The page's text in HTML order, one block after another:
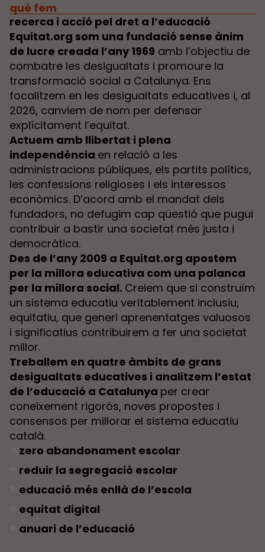
què fem
recerca i acció pel dret a l’educació
Equitat.org som una fundació sense ànim
de lucre creada l’any 1969 amb l’objectiu de
combatre les desigualtats i promoure la
transformació social a Catalunya. Ens
focalitzem en les desigualtats educatives i, al
2026, canviem de nom per defensar
explícitament l’equitat.
Actuem amb llibertat i plena
independència en relació a les
administracions públiques, els partits polítics,
les confessions religioses i els interessos
econòmics. D’acord amb el mandat dels
fundadors, no defugim cap qüestió que pugui
contribuir a bastir una societat més justa i
democràtica.
Des de l’any 2009 a Equitat.org apostem
per la millora educativa com una palanca
per la millora social. Creiem que si construïm
un sistema educatiu veritablement inclusiu,
equitatiu, que generi aprenentatges valuosos
i significatius contribuirem a fer una societat
millor.
Treballem en quatre àmbits de grans
desigualtats educatives i analitzem l’estat
de l’educació a Catalunya per crear
coneixement rigorós, noves propostes i
consensos per millorar el sistema educatiu
català.
zero abandonament escolar
reduir la segregació escolar
educació més enllà de l’escola
equitat digital
anuari de l’educació